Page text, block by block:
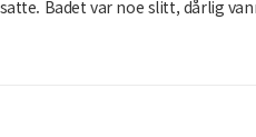
Badet var noe slitt, dårlig